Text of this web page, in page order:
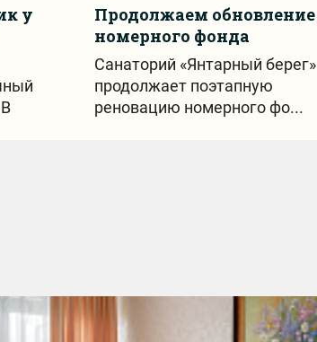
у
Продолжаем обновление
номерного фонда
Санаторий «Янтарный берег»
продолжает поэтапную
реновацию номерного фо...